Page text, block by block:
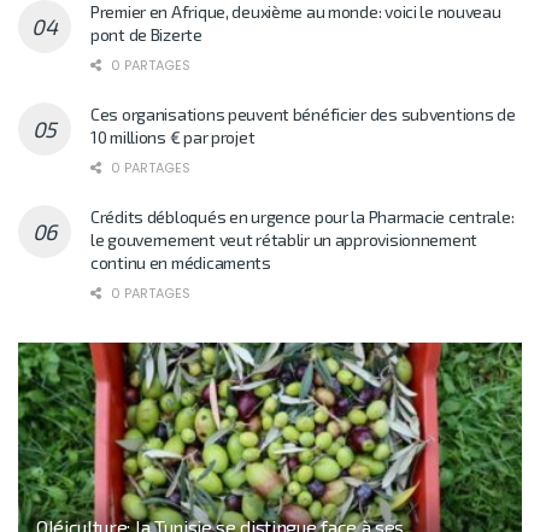
Premier en Afrique, deuxième au monde: voici le nouveau
pont de Bizerte
0 PARTAGES
Ces organisations peuvent bénéficier des subventions de
10 millions € par projet
0 PARTAGES
Crédits débloqués en urgence pour la Pharmacie centrale:
le gouvernement veut rétablir un approvisionnement
continu en médicaments
0 PARTAGES
Oléiculture: la Tunisie se distingue face à ses